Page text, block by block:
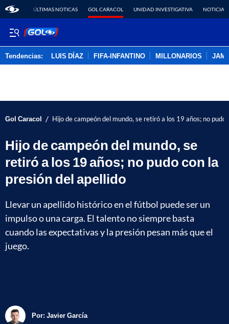
ÚLTIMAS NOTICAS GOL CARACOL UNIDAD INVESTIGATIVA NOTICIAS
Tendencias: LUIS DÍAZ FIFA-INFANTINO MILLONARIOS
Gol Caracol / Hijo de campeón del mundo, se retiró a los 19 años; no pudo
Hijo de campeón del mundo, se
retiró a los 19 años; no pudo con la
presión del apellido
Llevar un apellido histórico en el fútbol puede ser un
impulso o una carga. El talento no siempre basta
cuando las expectativas y la presión pesan más que el
juego.
Por: Javier García